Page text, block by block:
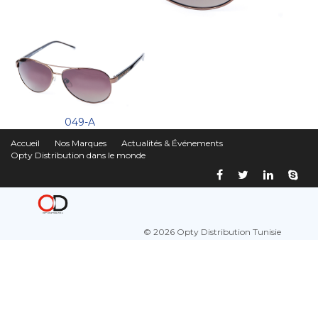
049-A
Accueil Nos Marques
Actualités & Événements
Opty Distribution dans le monde
© 2026 Opty Distribution Tunisie